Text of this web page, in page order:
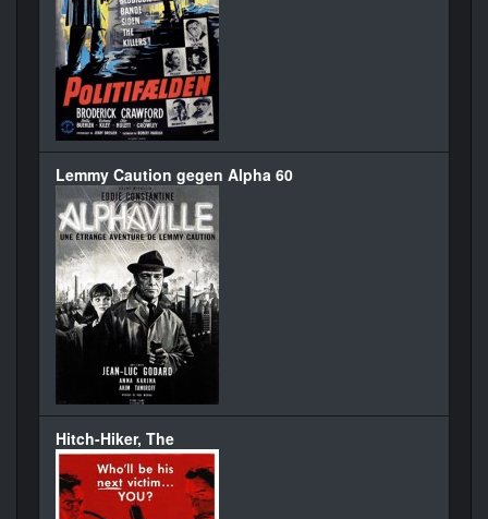
Lemmy Caution gegen Alpha 60
Hitch-Hiker, The